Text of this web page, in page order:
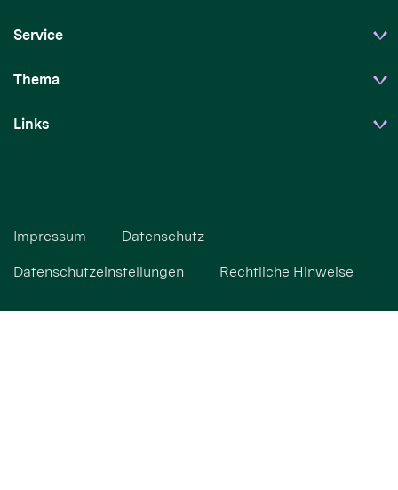
Service
Thema
Links
Impressum Datenschutz
Datenschutzeinstellungen Rechtliche Hinweise